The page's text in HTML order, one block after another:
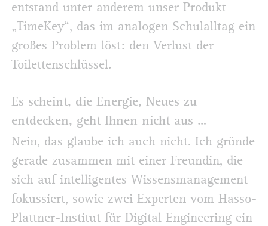
entstand unter anderem unser Produkt
„TimeKey“, das im analogen Schulalltag ein
großes Problem löst: den Verlust der
Toilettenschlüssel.
Es scheint, die Energie, Neues zu
entdecken, geht Ihnen nicht aus …
Nein, das glaube ich auch nicht. Ich gründe
gerade zusammen mit einer Freundin, die
sich auf intelligentes Wissensmanagement
fokussiert, sowie zwei Experten vom Hasso-
Plattner-Institut für Digital Engineering ein